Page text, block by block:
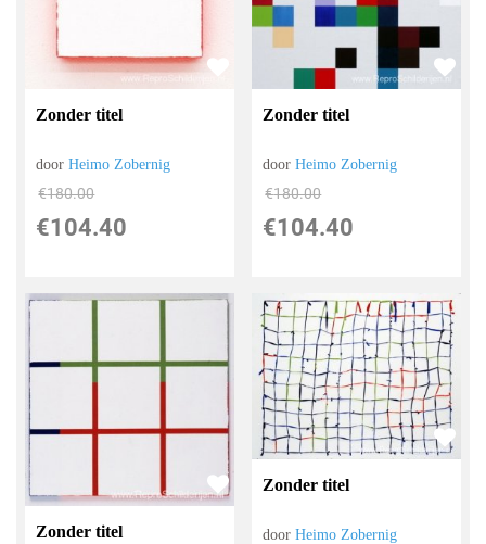
Zonder titel
doorHeimo Zobernig
€180.00
€104.40
Zonder titel
doorHeimo Zobernig
€180.00
€104.40
Zonder titel
Zonder titel
doorHeimo Zobernig